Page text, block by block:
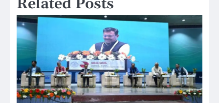
Related Posts